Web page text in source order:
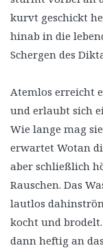
kurvt geschickt
hinab in die
Schergen des
Atemlos erreicht
und erlaubt sich
Wie lange mag
erwartet Wotan
aber schließlich
Rauschen. Das
lautlos
kocht und
dann heftig an